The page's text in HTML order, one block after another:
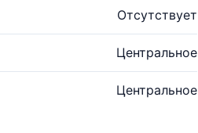
Отсутствует
Центральное
Центральное